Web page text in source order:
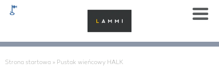
Strona startowa » Pustak wieńcowy HALK